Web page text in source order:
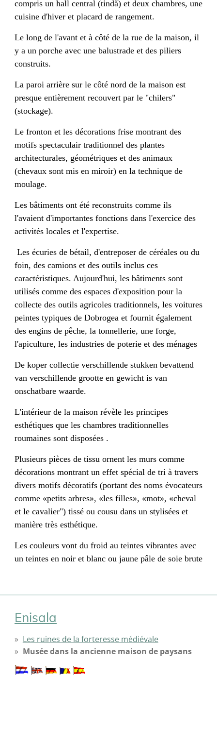
compris un hall central (tindă) et deux chambres, une
cuisine d'hiver et placard de rangement.
Le long de l'avant et à côté de la rue de la maison, il
y a un porche avec une balustrade et des piliers
construits.
La paroi arrière sur le côté nord de la maison est
presque entièrement recouvert par le "chilers"
(stockage).
Le fronton et les décorations frise montrant des
motifs spectaculair traditionnel des plantes
architecturales, géométriques et des animaux
(chevaux sont mis en miroir) en la technique de
moulage.
Les bâtiments ont été reconstruits comme ils
l'avaient d'importantes fonctions dans l'exercice des
activités locales et l'expertise.
Les écuries de bétail, d'entreposer de céréales ou du
foin, des camions et des outils inclus ces
caractéristiques. Aujourd'hui, les bâtiments sont
utilisés comme des espaces d'exposition pour la
collecte des outils agricoles traditionnels, les voitures
peintes typiques de Dobrogea et fournit également
des engins de pêche, la tonnellerie, une forge,
l'apiculture, les industries de poterie et des ménages
De koper collectie verschillende stukken bevattend
van verschillende grootte en gewicht is van
onschatbare waarde.
L'intérieur de la maison révèle les principes
esthétiques que les chambres traditionnelles
roumaines sont disposées .
Plusieurs pièces de tissu ornent les murs comme
décorations montrant un effet spécial de tri à travers
divers motifs décoratifs (portant des noms évocateurs
comme «petits arbres», «les filles», «mot», «cheval
et le cavalier") tissé ou cousu dans un stylisées et
manière très esthétique.
Les couleurs vont du froid au teintes vibrantes avec
un teintes en noir et blanc ou jaune pâle de soie brute
Enisala
Les ruines de la forteresse médiévale
Musée dans la ancienne maison de paysans